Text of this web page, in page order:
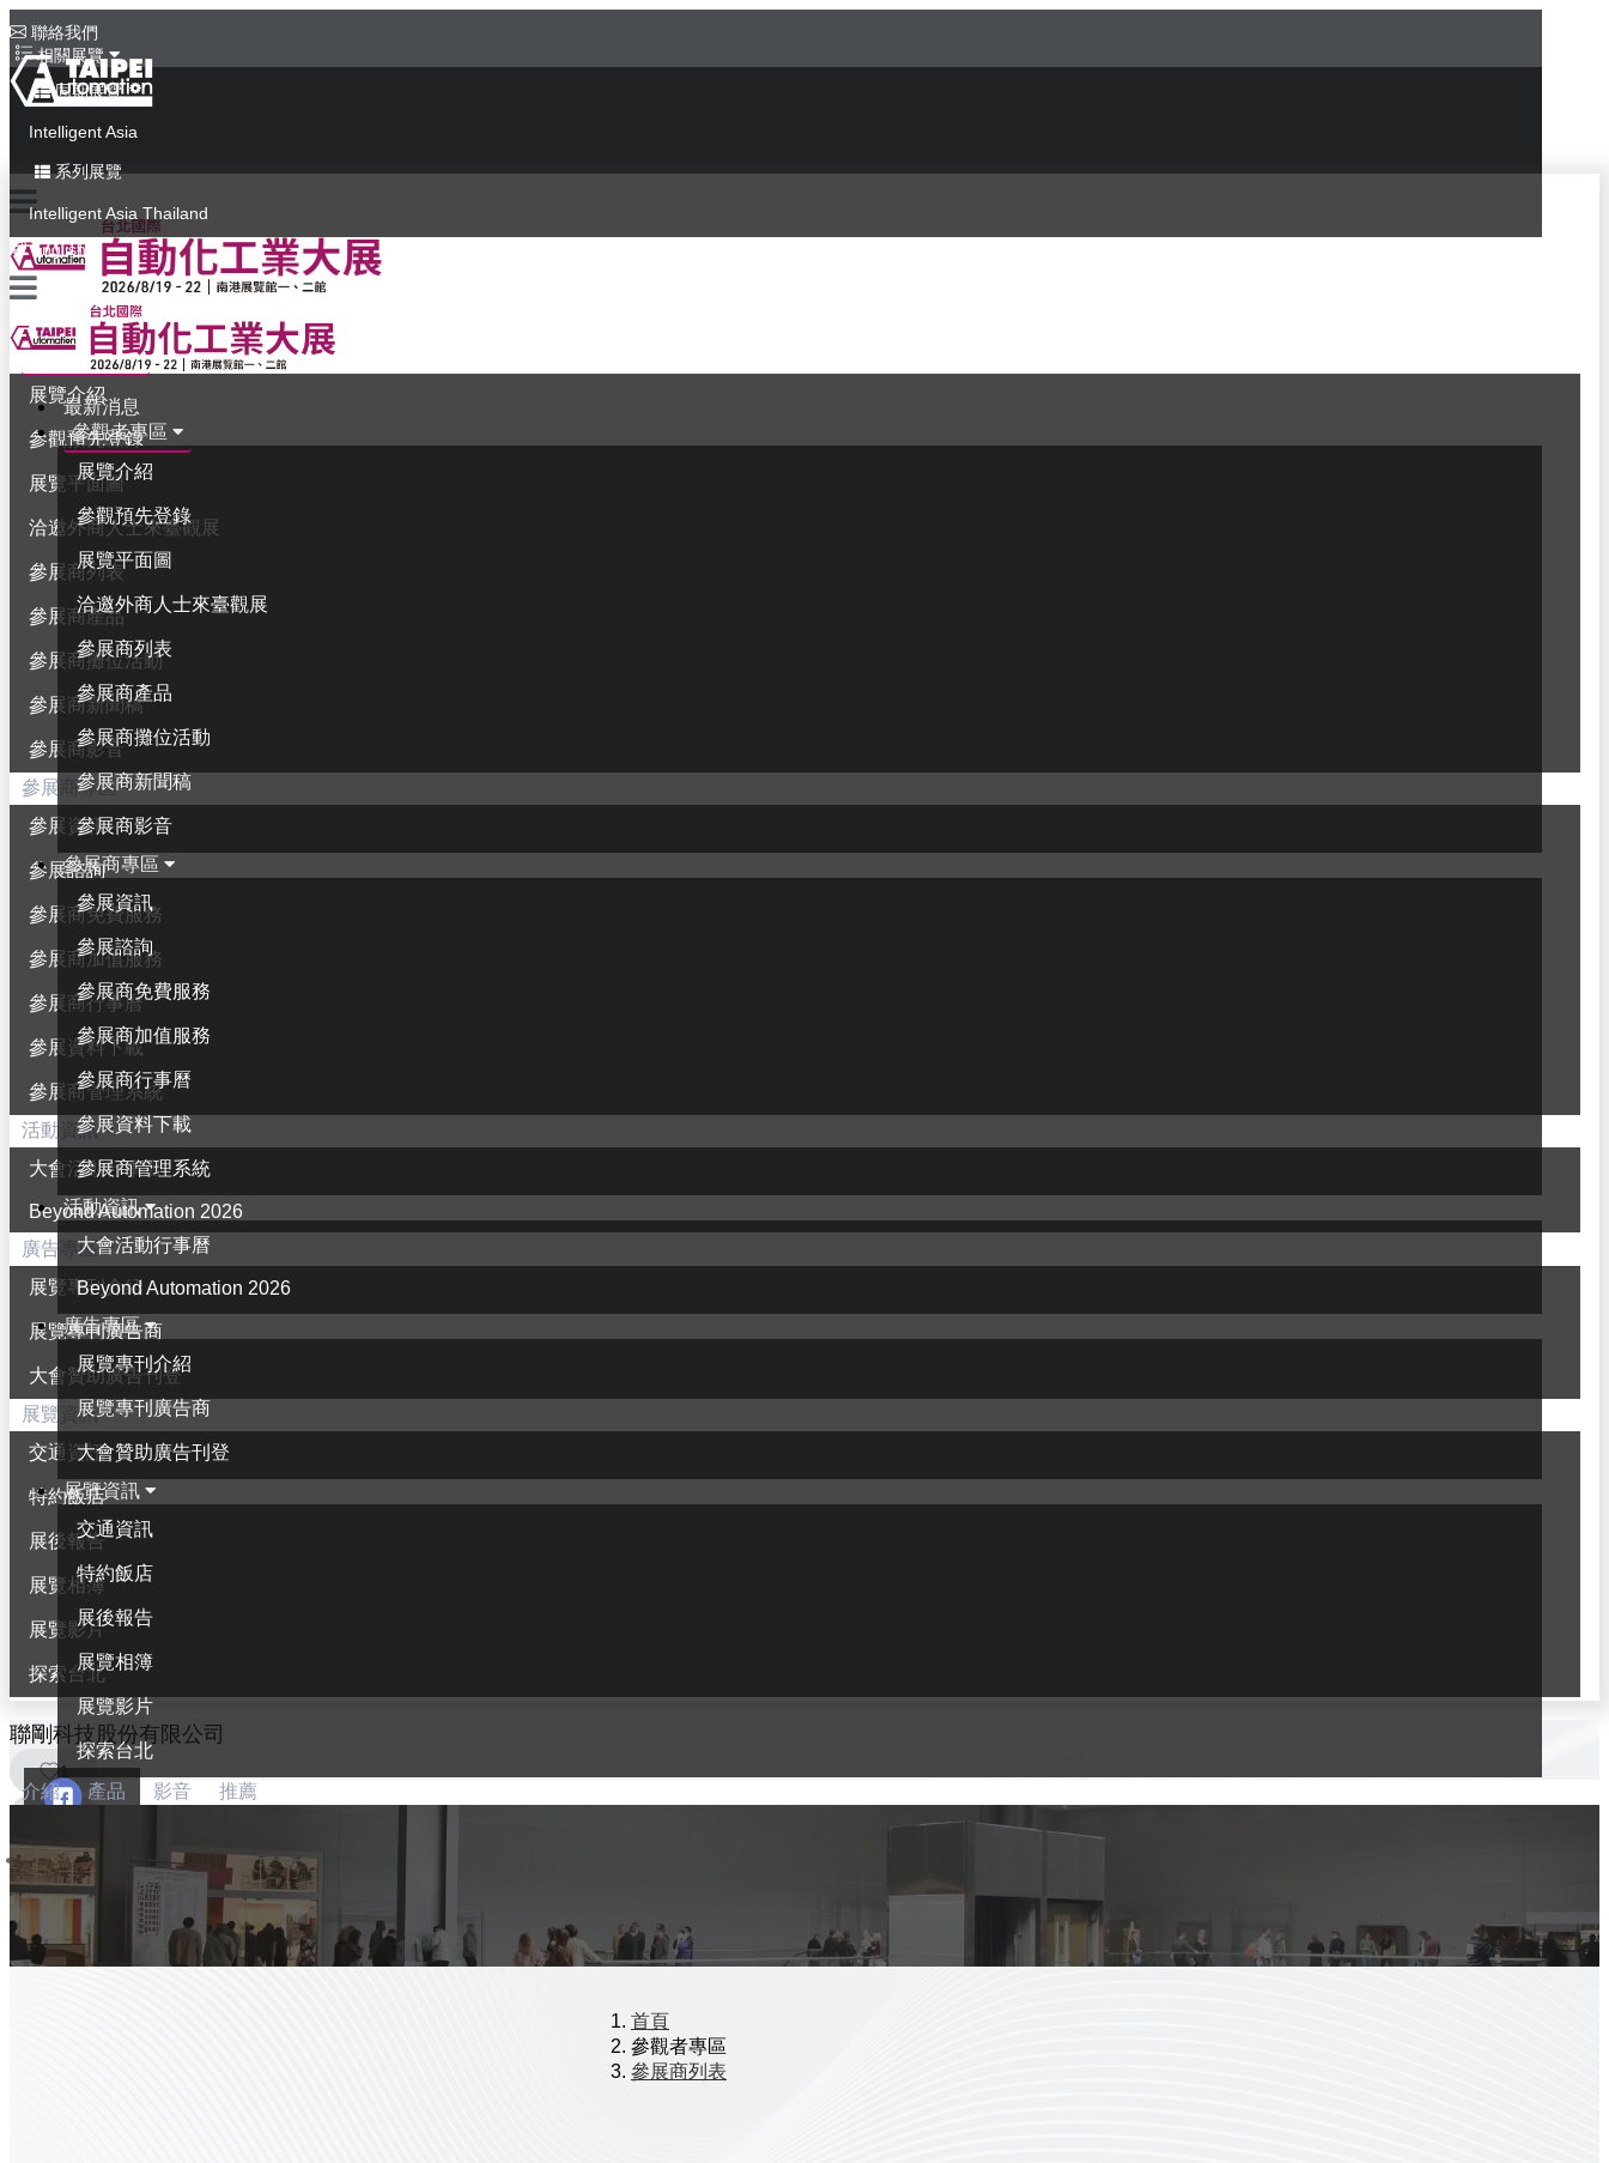
聯絡我們
相關展覽
同期展覽
Intelligent Asia
系列展覽
Intelligent Asia Thailand
English
最新消息
參觀者專區
展覽介紹
參觀預先登錄
展覽平面圖
洽邀外商人士來臺觀展
參展商列表
參展商產品
參展商攤位活動
參展商新聞稿
參展商影音
參展商專區
參展資訊
參展諮詢
參展商免費服務
參展商加值服務
參展商行事曆
參展資料下載
參展商管理系統
活動資訊
大會活動行事曆
Beyond Automation 2026
廣告專區
展覽專刊介紹
展覽專刊廣告商
大會贊助廣告刊登
展覽資訊
交通資訊
特約飯店
展後報告
展覽相簿
展覽影片
探索台北
最新消息
參觀者專區
展覽介紹
參觀預先登錄
展覽平面圖
洽邀外商人士來臺觀展
參展商列表
參展商產品
參展商攤位活動
參展商新聞稿
參展商影音
參展商專區
參展資訊
參展諮詢
參展商免費服務
參展商加值服務
參展商行事曆
參展資料下載
參展商管理系統
活動資訊
大會活動行事曆
Beyond Automation 2026
廣告專區
展覽專刊介紹
展覽專刊廣告商
大會贊助廣告刊登
展覽資訊
交通資訊
特約飯店
展後報告
展覽相簿
展覽影片
探索台北
聯剛科技股份有限公司
1
介紹 產品 影音 推薦
首頁
參觀者專區
參展商列表